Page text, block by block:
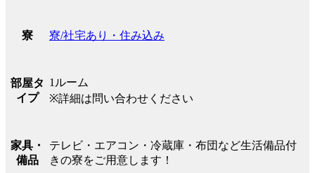
寮 寮/社宅あり・住み込み
部屋タ
イプ
1ルーム
※詳細は問い合わせください
家具・
備品
テレビ・エアコン・冷蔵庫・布団など生活備品付
きの寮をご用意します！